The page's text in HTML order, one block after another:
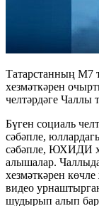
Татарстанның М7
хезмәткәрен
челтәрдәге Чаллы
Бүген социаль
сәбәпле,
сәбәпле, ЮХИДИ
алышалар.
хезмәткәрен
видео
шудырып алып